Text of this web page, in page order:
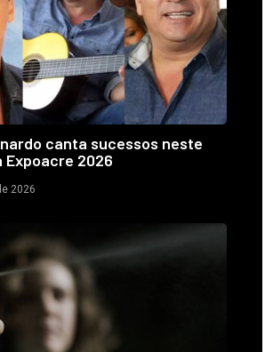
canta sucessos neste
Expoacre 2026
2026